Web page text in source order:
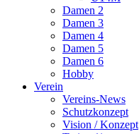
Damen 2
Damen 3
Damen 4
Damen 5
Damen 6
Hobby
Verein
Vereins-News
Schutzkonzept
Vision / Konzept